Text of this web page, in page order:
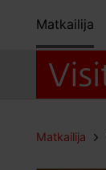
Matkailija
Matkailija